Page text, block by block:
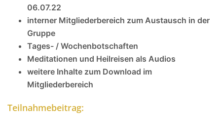
06.07.22
interner Mitgliederbereich zum Austausch in der
Gruppe
Tages- / Wochenbotschaften
Meditationen und Heilreisen als Audios
weitere Inhalte zum Download im
Mitgliederbereich
Teilnahmebeitrag: